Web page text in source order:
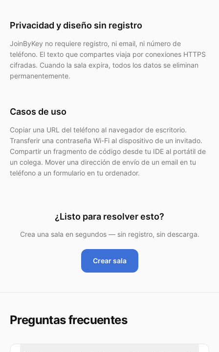
Privacidad y diseño sin registro
JoinByKey no requiere registro, ni email, ni número de
teléfono. El texto que compartes viaja por conexiones HTTPS
cifradas. Cuando la sala expira, todos los datos se eliminan
permanentemente.
Casos de uso
Copiar una URL del teléfono al navegador de escritorio.
Transferir una contraseña Wi-Fi al dispositivo de un invitado.
Compartir un fragmento de código desde tu IDE al portátil de
un colega. Mover una dirección de envío de un email en tu
teléfono a un formulario en tu ordenador.
¿Listo para resolver esto?
Crea una sala en segundos — sin registro, sin descarga.
Crear sala
Preguntas frecuentes